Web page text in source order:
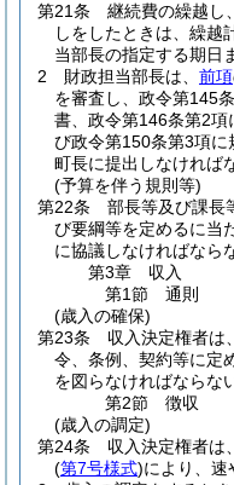
第21条
継続費の繰越し
しをしたときは、繰越
当部長の指定する期日
2
財政担当部長は、 前項
を審査し、政令第145
書、政令第146条第2項
び政令第150条第3項に
町長に提出しなければ
(予算を伴う規則等)
第22条
部長等及び課長
び要綱等を定めるに当
に協議しなければなら
第3章
収入
第1節
通則
(歳入の確保)
第23条
収入決定権者は
令、条例、契約等に定
を図らなければならな
第2節
徴収
(歳入の調定)
第24条
収入決定権者は
(第7号様式)により、速